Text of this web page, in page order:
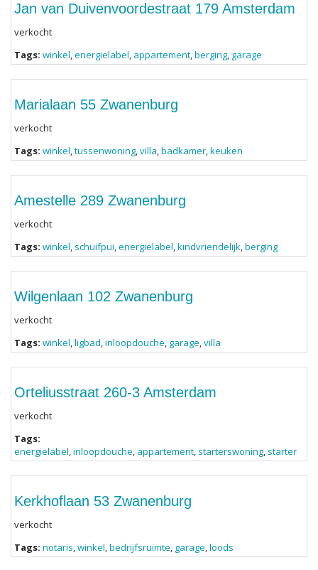
Jan van Duivenvoordestraat 179 Amsterdam
verkocht
Tags: winkel,energielabel, appartement,berging, garage
Marialaan 55 Zwanenburg
verkocht
Tags: winkel,tussenwoning,villa,badkamer,keuken
Amestelle 289 Zwanenburg
verkocht
Tags: winkel, schuifpui,energielabel,kindvriendelijk,berging
Wilgenlaan 102 Zwanenburg
verkocht
Tags: winkel,ligbad,inloopdouche, garage,villa
Orteliusstraat 260-3 Amsterdam
verkocht
Tags:
energielabel,inloopdouche, appartement, starterswoning, starter
Kerkhoflaan 53 Zwanenburg
verkocht
Tags: notaris,winkel,bedrijfsruimte, garage,loods